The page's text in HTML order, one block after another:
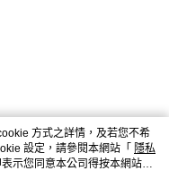
方式之詳情，及若您不希
設定，請參閱本網站「 隱私
示您同意本公司得按本網站使